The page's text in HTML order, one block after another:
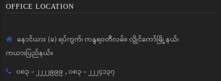
OFFICE LOCATION
နောင်ယား (ခ) ရပ်ကွက်၊ ကန္ဒရဝတီလမ်း၊ လွိုင်ကော်မြို့နယ်၊
ကယားပြည်နယ်။
၀၈၃ - ၂၂၂၂၉၉၉ ,၀၈၃ - ၂၂၂၄၁၃၇